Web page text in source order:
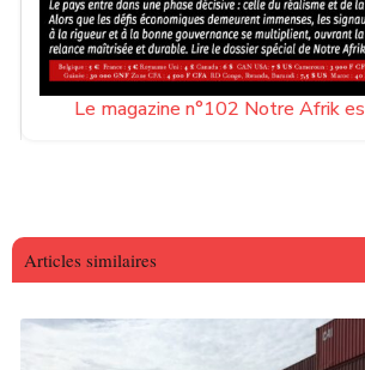
Le magazine n°102 Notre Afrik
Articles similaires